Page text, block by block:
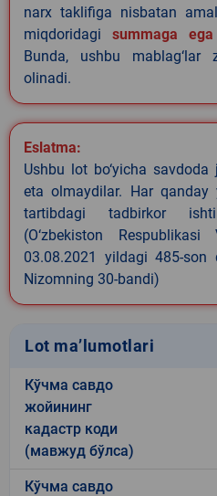
narx taklifiga nisbatan
miqdoridagi summaga
Bunda, ushbu
olinadi.
Eslatma:
Ushbu lot bo‘yicha
eta olmaydilar. Har
tartibdagi tadbirkor
(O‘zbekiston
03.08.2021 yildagi 485-
Nizomning 30-bandi)
Lot ma’lumotlari
Кўчма савдо
жойининг
кадастр коди
(мавжуд бўлса)
Кўчма савдо